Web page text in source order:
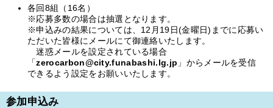
各回8組（16名）
※応募多数の場合は抽選となります。
※申込みの結果については、12月19日(金曜日)までに応募い
ただいた皆様にメールにて御連絡いたします。
迷惑メールを設定されている場合
「zerocarbon@city.funabashi.lg.jp 」からメールを受信
できるよう設定をお願いいたします。
参加申込み